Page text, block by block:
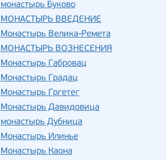
монастырь Буково
МОНАСТЫРЬ ВВЕДЕНИЕ
Монастырь Велика-Ремета
МОНАСТЫРЬ ВОЗНЕСЕНИЯ
Монастырь Габровац
Монастырь Градац
Монастырь Гргетег
Монастырь Давидовица
монастырь Дубница
Монастырь Илинье
Монастырь Каона